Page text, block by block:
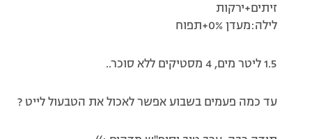
זיתים+ירקות
לילה:מעדן 0%+תפוח
1.5 ליטר מים, 4 מסטיקים ללא סוכר..
עד כמה פעמים בשבוע אפשר לאכול את הטבעול לייט ?